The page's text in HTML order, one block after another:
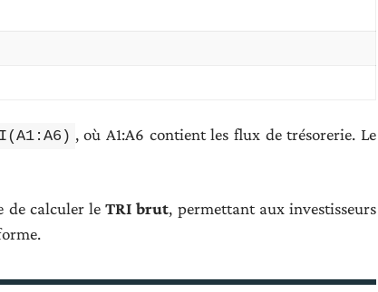
, où A1:A6 contient les flux de trésorerie. Le
de calculer leTRI brut, permettant aux investisseurs